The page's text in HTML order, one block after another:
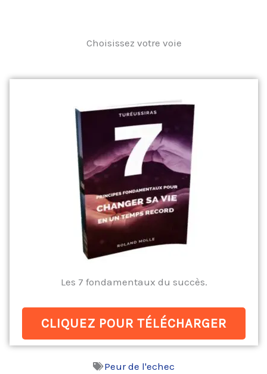
Choisissez votre voie
Les 7 fondamentaux du succès.
CLIQUEZ POUR TÉLÉCHARGER
Peur de l'echec